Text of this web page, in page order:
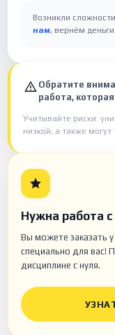
Возникли
нам, вернём деньги.
Обратите
работа,
Учитывайте риски:
низкой, а также
Нужна работа
Вы можете заказать
специально для вас!
дисциплине с нуля.